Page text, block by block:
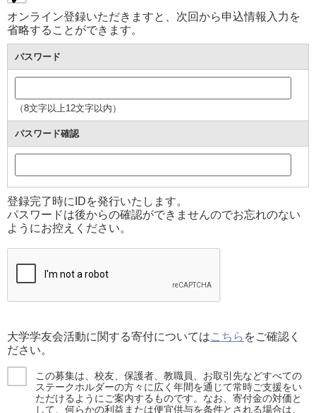
オンライン登録いただきますと、次回から申込情報入力を
省略することができます。
パスワード
（8文字以上12文字以内）
パスワード確認
登録完了時にIDを発行いたします。
パスワードは後からの確認ができませんのでお忘れのない
ようにお控えください。
大学学友会活動に関する寄付についてはこちら をご確認く
ださい。
この募集は、校友、保護者、教職員、お取引先などすべての
ステークホルダーの方々に広く年間を通じて常時ご支援をい
ただけるようにご案内するものです。なお、寄付金の対価と
して、何らかの利益または便宜供与を条件とされる場合は、